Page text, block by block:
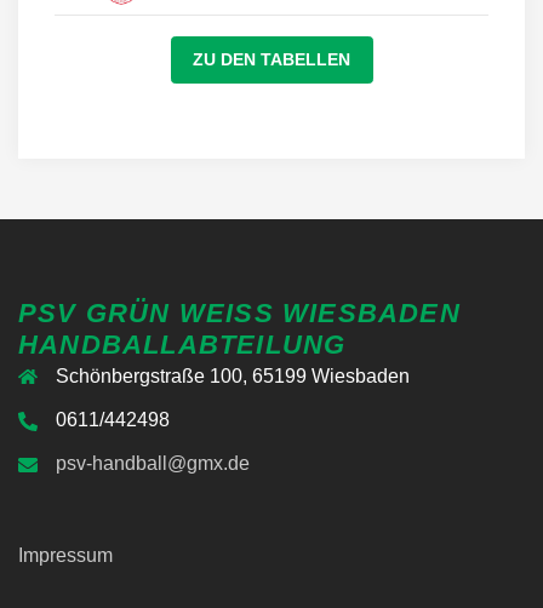
ZU DEN TABELLEN
PSV GRÜN WEISS WIESBADEN H
ANDBALLABTEILUNG
Schönbergstraße 100, 65199 Wiesbaden
0611/442498
psv-handball@gmx.de
Impressum